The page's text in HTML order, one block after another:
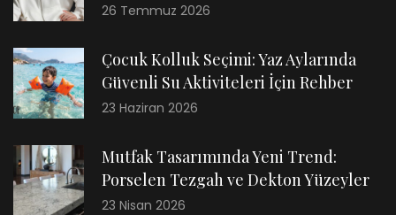
26 Temmuz 2026
Çocuk Kolluk Seçimi: Yaz Aylarında
Güvenli Su Aktiviteleri İçin Rehber
23 Haziran 2026
Mutfak Tasarımında Yeni Trend:
Porselen Tezgah ve Dekton Yüzeyler
23 Nisan 2026